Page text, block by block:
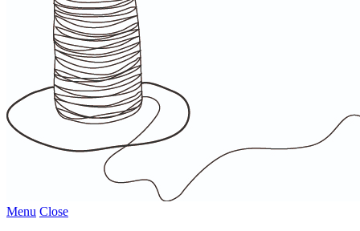
Menu Close